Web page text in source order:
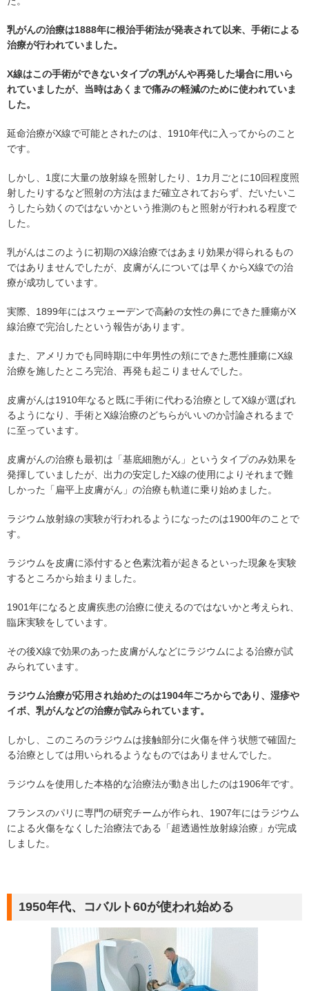
乳がんの治療は1888年に根治手術法が発表されて以来、手術による
治療が行われていました。
X線はこの手術ができないタイプの乳がんや再発した場合に用いら
れていましたが、当時はあくまで痛みの軽減のために使われていま
した。
延命治療がX線で可能とされたのは、1910年代に入ってからのこと
です。
しかし、1度に大量の放射線を照射したり、1カ月ごとに10回程度照
射したりするなど照射の方法はまだ確立されておらず、だいたいこ
うしたら効くのではないかという推測のもと照射が行われる程度で
した。
乳がんはこのように初期のX線治療ではあまり効果が得られるもの
ではありませんでしたが、皮膚がんについては早くからX線での治
療が成功しています。
実際、1899年にはスウェーデンで高齢の女性の鼻にできた腫瘍がX
線治療で完治したという報告があります。
また、アメリカでも同時期に中年男性の頬にできた悪性腫瘍にX線
治療を施したところ完治、再発も起こりませんでした。
皮膚がんは1910年なると既に手術に代わる治療としてX線が選ばれ
るようになり、手術とX線治療のどちらがいいのか討論されるまで
に至っています。
皮膚がんの治療も最初は「基底細胞がん」というタイプのみ効果を
発揮していましたが、出力の安定したX線の使用によりそれまで難
しかった「扁平上皮膚がん」の治療も軌道に乗り始めました。
ラジウム放射線の実験が行われるようになったのは1900年のことで
す。
ラジウムを皮膚に添付すると色素沈着が起きるといった現象を実験
するところから始まりました。
1901年になると皮膚疾患の治療に使えるのではないかと考えられ、
臨床実験をしています。
その後X線で効果のあった皮膚がんなどにラジウムによる治療が試
みられています。
ラジウム治療が応用され始めたのは1904年ごろからであり、湿疹や
イボ、乳がんなどの治療が試みられています。
しかし、このころのラジウムは接触部分に火傷を伴う状態で確固た
る治療としては用いられるようなものではありませんでした。
ラジウムを使用した本格的な治療法が動き出したのは1906年です。
フランスのパリに専門の研究チームが作られ、1907年にはラジウム
による火傷をなくした治療法である「超透過性放射線治療」が完成
しました。
1950年代、コバルト60が使われ始める